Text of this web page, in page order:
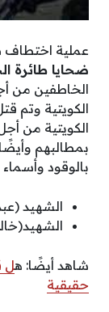
عملية اختطاف
ضحايا طائرة
الخاطفين من
الكويتية وتم
الكويتية من
بمطالبهم
بالوقود
الشهيد
شاهد أيضًا: ه
حقيقية